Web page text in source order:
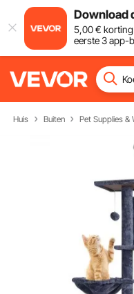
Download
5,00€
eerste 3 app-
Huis Buiten Pet Supplies &